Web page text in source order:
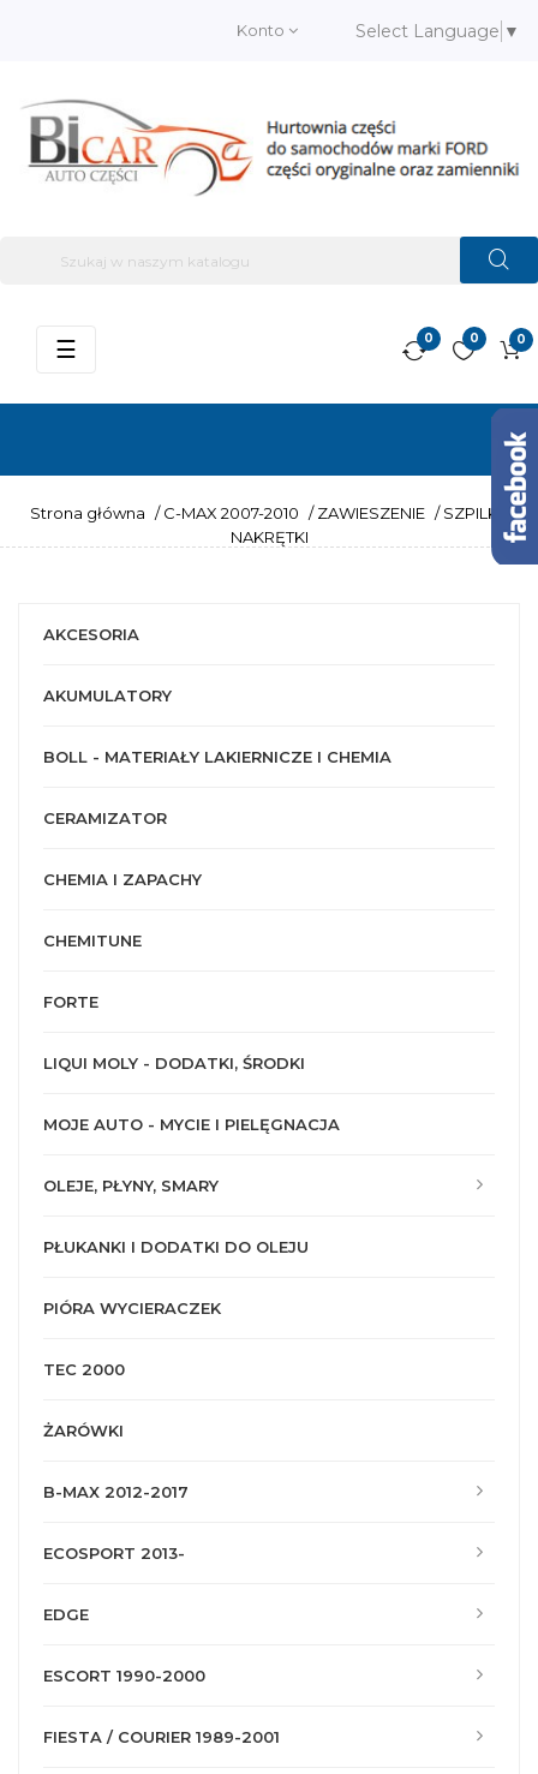
Konto Select Language ▼
0
0
0
Przełącz
☰
Strona główna / C-MAX 2007-2010 / ZAWIESZENIE / SZPILKI I
NAKRĘTKI
AKCESORIA
AKUMULATORY
BOLL - MATERIAŁY LAKIERNICZE I CHEMIA
CERAMIZATOR
CHEMIA I ZAPACHY
CHEMITUNE
FORTE
LIQUI MOLY - DODATKI, ŚRODKI
MOJE AUTO - MYCIE I PIELĘGNACJA
OLEJE, PŁYNY, SMARY
PŁUKANKI I DODATKI DO OLEJU
PIÓRA WYCIERACZEK
TEC 2000
ŻARÓWKI
B-MAX 2012-2017
ECOSPORT 2013-
EDGE
ESCORT 1990-2000
FIESTA / COURIER 1989-2001